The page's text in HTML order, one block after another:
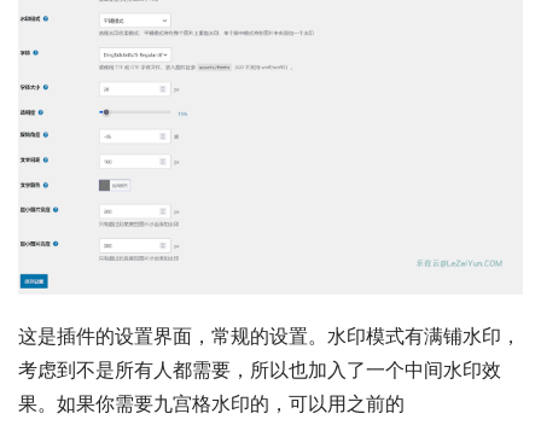
这是插件的设置界面，常规的设置。水印模式有满铺水印，
考虑到不是所有人都需要，所以也加入了一个中间水印效